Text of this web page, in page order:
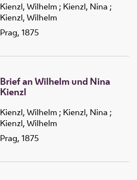
Kienzl, Wilhelm ; Kienzl, Nina ;
Kienzl, Wilhelm
Prag, 1875
Brief an Wilhelm und Nina
Kienzl
Kienzl, Wilhelm ; Kienzl, Nina ;
Kienzl, Wilhelm
Prag, 1875